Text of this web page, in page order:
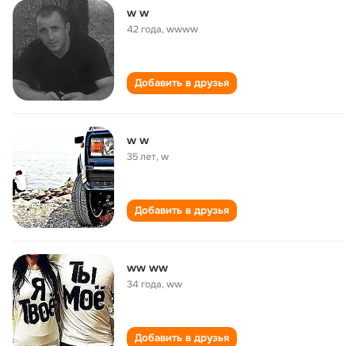
w w
42 года,wwww
Добавить в друзья
w w
35 лет,w
Добавить в друзья
ww ww
34 года,ww
Добавить в друзья